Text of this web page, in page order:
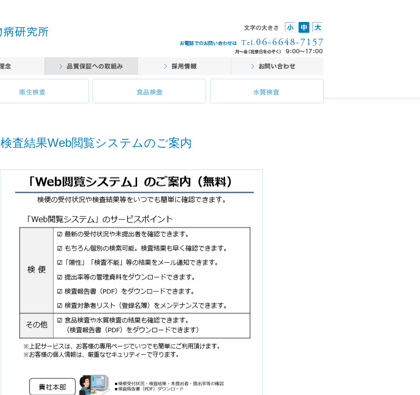
検査結果Web閲覧システムのご案内